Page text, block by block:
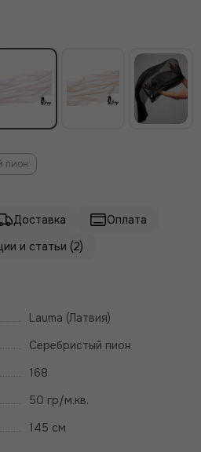
пион
Доставка
Оплата
и статьи (2)
Lauma (Латвия)
Серебристый пион
168
50 гр/м.кв.
145 см